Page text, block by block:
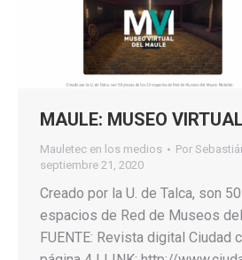
MAULE: MUSEO VIRTUAL
Mauletec en los medios Por
septiembre 21, 2020
Creado por la U. de Talca, son
espacios de Red de Museos
FUENTE: Revista digital Ciudad